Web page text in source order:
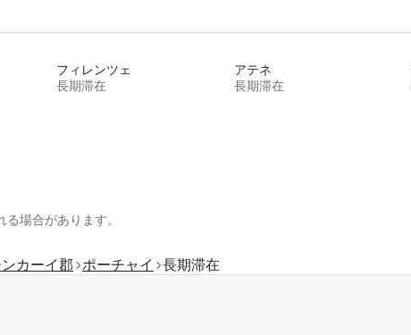
フィレンツェ
長期滞在
アテネ
長期滞在
場合があります。
カーイ郡 ポーチャイ 長期滞在